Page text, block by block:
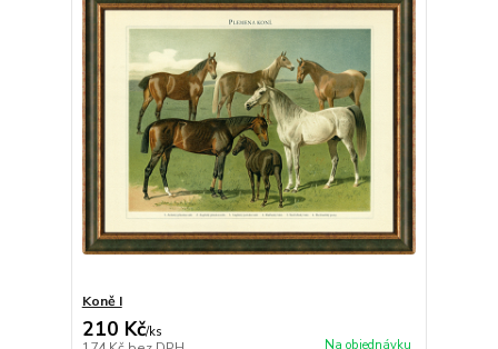
Koně I
210 Kč/ks
Na objednávku